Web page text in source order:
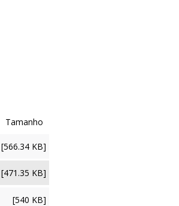
[566.34 KB]
[471.35 KB]
[540 KB]